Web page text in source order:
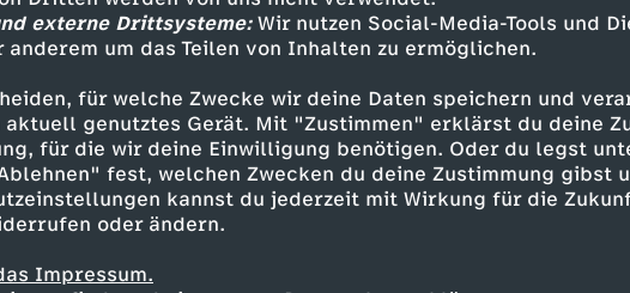
externe Drittsysteme:Wir nutzen Social-Media-Tools und
anderem um das Teilen von Inhalten zu ermöglichen.
für welche Zwecke wir deine Daten speichern und
genutztes Gerät. Mit "Zustimmen" erklärst du deine
für die wir deine Einwilligung benötigen. Oder du legst
fest, welchen Zwecken du deine Zustimmung gibst
kannst du jederzeit mit Wirkung für die
oder ändern.
Impressum.
Inhalte entdecken
Livestream informativ phoenix parlament